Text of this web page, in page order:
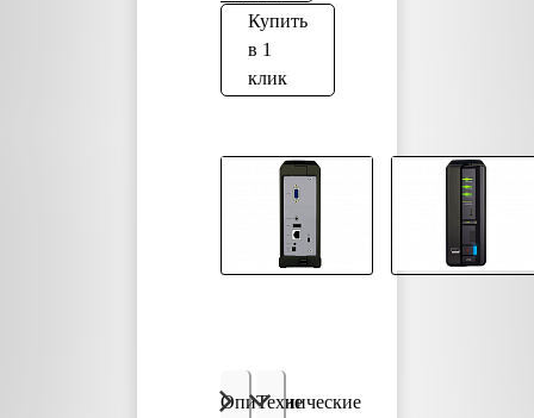
Купить
в 1
клик
Описание
Технические